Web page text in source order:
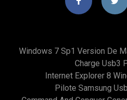
Windows 7 Sp1 Version De
Charge Usb3
Internet Explorer 8
Pilote Samsung